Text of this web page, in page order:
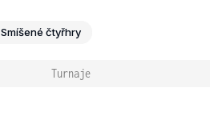
Smíšené čtyřhry
Turnaje